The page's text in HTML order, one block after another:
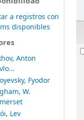
a registros con
disponibles
Anton
Fyodor
W.
Lev